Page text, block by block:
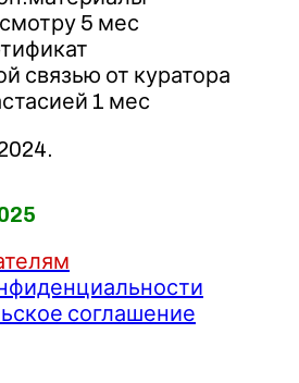
5 мес
связью от куратора
1 мес
соглашение